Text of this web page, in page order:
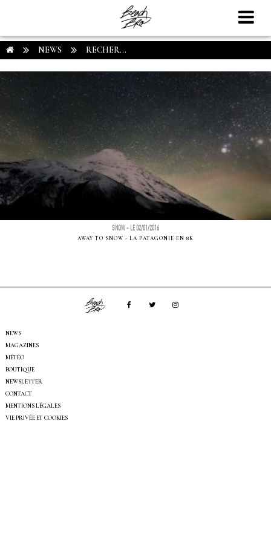
NEWS RECHER...
SNOW - LE 02/01/2016
AWAY TO SNOW - LA PATAGONIE EN 8K
NEWS
MAGAZINES
MÉTÉO
BOUTIQUE
NEWSLETTER
CONTACT
MENTIONS LÉGALES
VIE PRIVÉE ET COOKIES